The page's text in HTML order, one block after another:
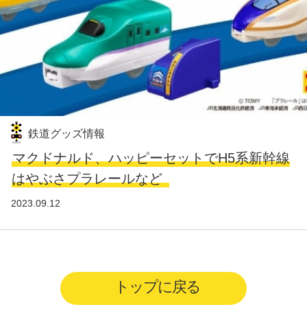
鉄道グッズ情報
マクドナルド、ハッピーセットでH5系新幹線
はやぶさプラレールなど
2023.09.12
トップに戻る